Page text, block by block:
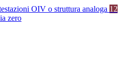
OIV o struttura analoga 12
zero